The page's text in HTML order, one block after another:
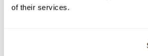
of their services.